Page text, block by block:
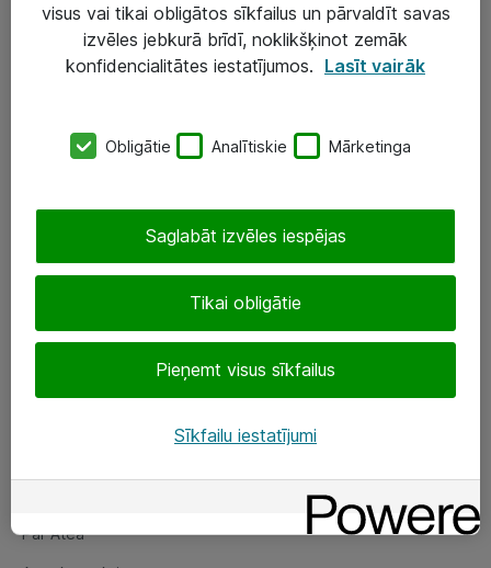
Darba vietu IT risinājumi
Serveri un datu centri
SIA „ATEA”
eShop@atea.lv
Sekojiet mums
Par Atea
Par Atea
visus vai tikai obligātos sīkfailus un pārvaldīt savas
izvēles jebkurā brīdī, noklikšķinot zemāk
konfidencialitātes iestatījumos. Lasīt vairāk
Obligātie Analītiskie Mārketinga
Tikai obligātie
Pieņemt visus sīkfailus
Saglabāt izvēles iespējas
Sīkfailu iestatījumi